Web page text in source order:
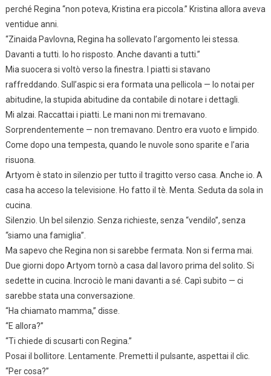
perché Regina “non poteva, Kristina era piccola.” Kristina allora aveva
ventidue anni.
“Zinaida Pavlovna, Regina ha sollevato l’argomento lei stessa.
Davanti a tutti. Io ho risposto. Anche davanti a tutti.”
Mia suocera si voltò verso la finestra. I piatti si stavano
raffreddando. Sull’aspic si era formata una pellicola — lo notai per
abitudine, la stupida abitudine da contabile di notare i dettagli.
Mi alzai. Raccattai i piatti. Le mani non mi tremavano.
Sorprendentemente — non tremavano. Dentro era vuoto e limpido.
Come dopo una tempesta, quando le nuvole sono sparite e l’aria
risuona.
Artyom è stato in silenzio per tutto il tragitto verso casa. Anche io. A
casa ha acceso la televisione. Ho fatto il tè. Menta. Seduta da sola in
cucina.
Silenzio. Un bel silenzio. Senza richieste, senza “vendilo”, senza
“siamo una famiglia”.
Ma sapevo che Regina non si sarebbe fermata. Non si ferma mai.
Due giorni dopo Artyom tornò a casa dal lavoro prima del solito. Si
sedette in cucina. Incrociò le mani davanti a sé. Capì subito — ci
sarebbe stata una conversazione.
“Ha chiamato mamma,” disse.
“E allora?”
“Ti chiede di scusarti con Regina.”
Posai il bollitore. Lentamente. Premetti il pulsante, aspettai il clic.
“Per cosa?”